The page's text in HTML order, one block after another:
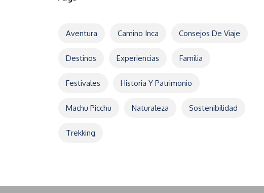
Aventura Camino Inca Consejos De Viaje
Destinos Experiencias Familia
Festivales Historia Y Patrimonio
Machu Picchu Naturaleza Sostenibilidad
Trekking